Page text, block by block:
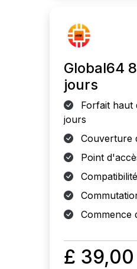
Global64
jours
Forfait haut
jours
Couverture
Point
Commence
£ 39,00